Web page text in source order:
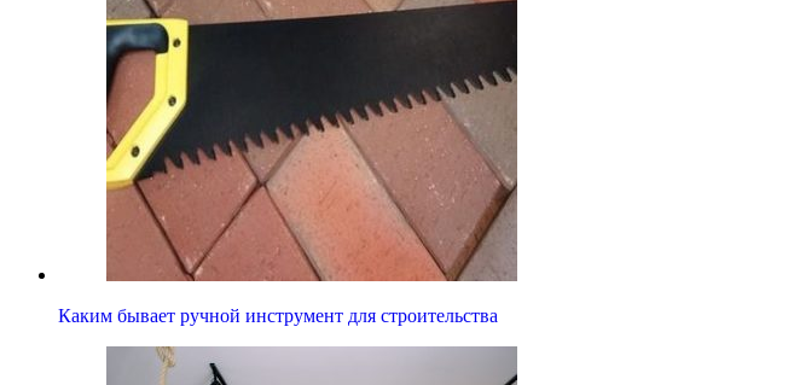
Каким бывает ручной инструмент для строительства